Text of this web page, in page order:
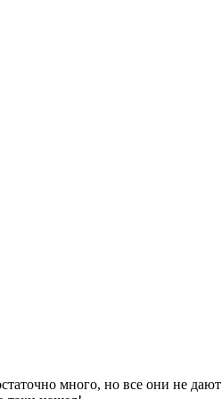
много, но все они не